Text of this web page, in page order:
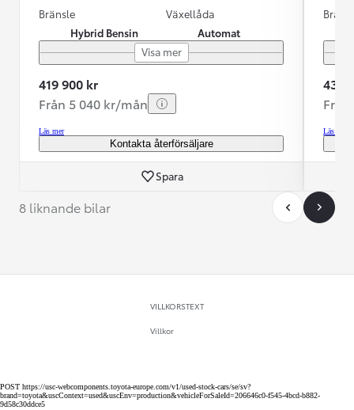
Bränsle
Hybrid Bensin
Växellåda
Automat
Visa mer
419 900 kr
Från 5 040 kr/mån
Läs mer
Kontakta återförsäljare
Spara
435
Läs mer
8 liknande bilar
VILLKORSTEXT
Villkor
POST https://usc-webcomponents.toyota-europe.com/v1/used-stock-cars/se/sv?
brand=toyota&uscContext=used&uscEnv=production&vehicleForSaleId=206646c0-f545-4bcd-b882-
9d58c30ddce5